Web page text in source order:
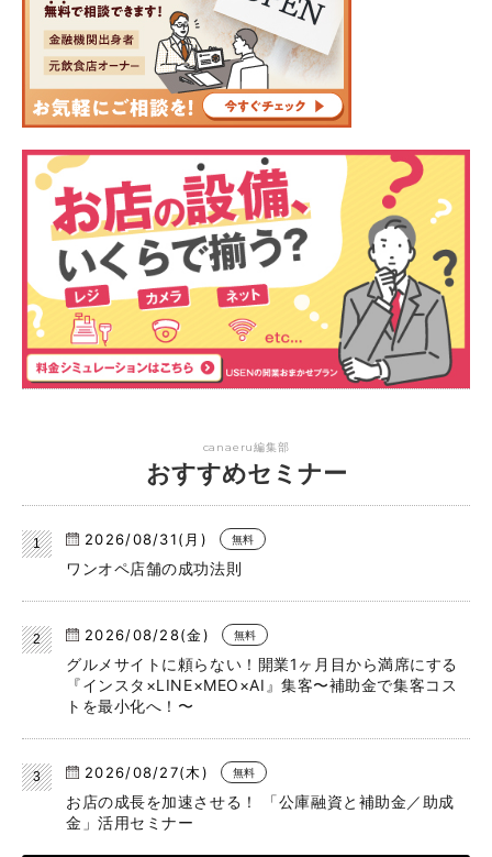
canaeru編集部
おすすめセミナー
2026/08/31(月) 無料
ワンオペ店舗の成功法則
2026/08/28(金) 無料
グルメサイトに頼らない！開業1ヶ月目から満席にする
『インスタ×LINE×MEO×AI』集客〜補助金で集客コス
トを最小化へ！〜
2026/08/27(木) 無料
お店の成長を加速させる！ 「公庫融資と補助金／助成
金」活用セミナー